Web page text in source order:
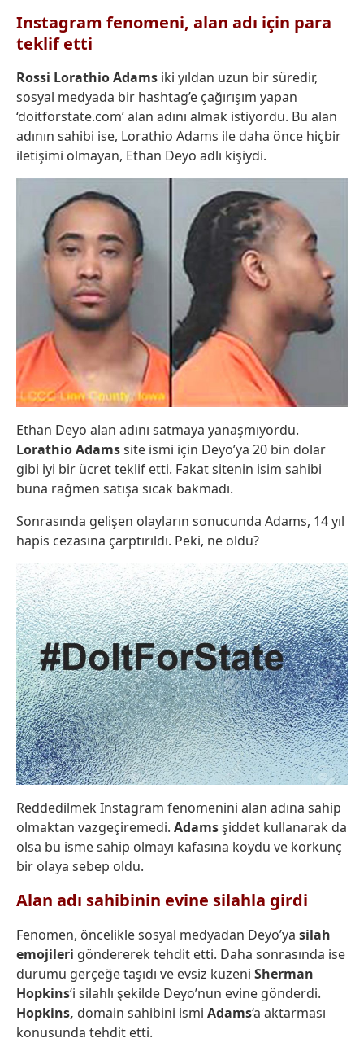
Instagram fenomeni, alan adı için para
teklif etti
Rossi Lorathio Adams iki yıldan uzun bir süredir,
sosyal medyada bir hashtag’e çağırışım yapan
‘doitforstate.com’ alan adını almak istiyordu. Bu alan
adının sahibi ise, Lorathio Adams ile daha önce hiçbir
iletişimi olmayan, Ethan Deyo adlı kişiydi.
Ethan Deyo alan adını satmaya yanaşmıyordu.
Lorathio Adamssite ismi için Deyo’ya 20 bin dolar
gibi iyi bir ücret teklif etti. Fakat sitenin isim sahibi
buna rağmen satışa sıcak bakmadı.
Sonrasında gelişen olayların sonucunda Adams, 14 yıl
hapis cezasına çarptırıldı. Peki, ne oldu?
Reddedilmek Instagram fenomenini alan adına sahip
olmaktan vazgeçiremedi. Adamsşiddet kullanarak da
olsa bu isme sahip olmayı kafasına koydu ve korkunç
bir olaya sebep oldu.
Alan adı sahibinin evine silahla girdi
Fenomen, öncelikle sosyal medyadan Deyo’ya silah
emojileri göndererek tehdit etti. Daha sonrasında ise
durumu gerçeğe taşıdı ve evsiz kuzeni Sherman
Hopkins‘i silahlı şekilde Deyo’nun evine gönderdi.
Hopkins, domain sahibini ismi Adams‘a aktarması
konusunda tehdit etti.